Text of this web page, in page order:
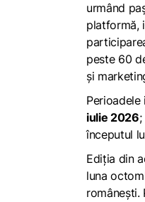
urmând
platformă,
peste 60
și
iulie 2026
începutul
Ediția din
luna
românești.